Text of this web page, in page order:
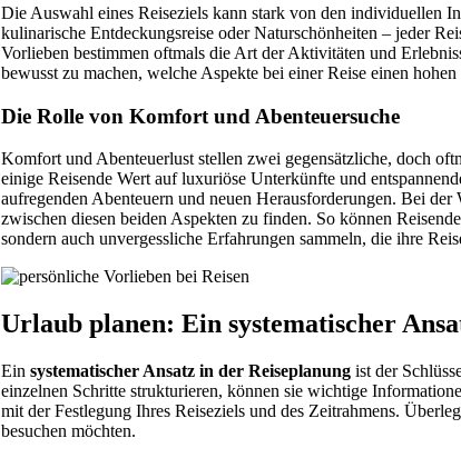
Die Auswahl eines Reiseziels kann stark von den individuellen
kulinarische Entdeckungsreise oder Naturschönheiten – jeder
Vorlieben bestimmen oftmals die Art der Aktivitäten und
bewusst zu machen, welche Aspekte bei einer Reise einen
Die Rolle von Komfort und Abenteuersuche
Komfort und Abenteuerlust stellen zwei gegensätzliche, doch
einige Reisende Wert auf luxuriöse Unterkünfte und
aufregenden Abenteuern und neuen Herausforderungen. Bei
zwischen diesen beiden Aspekten zu finden. So können
sondern auch unvergessliche Erfahrungen sammeln, die ihre
Urlaub planen: Ein systematischer
Ein systematischer Ansatz in der Reiseplanung ist der
einzelnen Schritte strukturieren, können sie wichtige
mit der Festlegung Ihres Reiseziels und des Zeitrahmens.
besuchen möchten.